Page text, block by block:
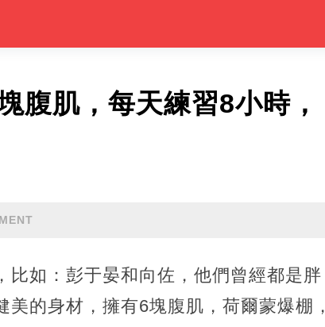
腹肌，每天練習8小時，
如：彭于晏和向佐，他們曾經都是胖
的身材，擁有6塊腹肌，荷爾蒙爆棚，